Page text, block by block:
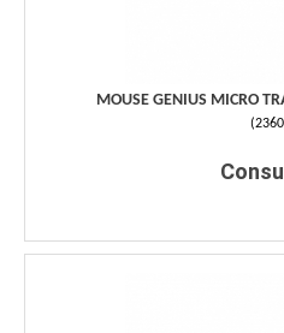
MOUSE GENIUS MICRO
(2360